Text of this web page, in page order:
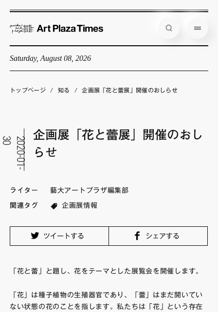
Saturday, August 08, 2026
企画展情報
アーティスト
店舗からのお知らせ
FAQ・お問い合わせ
トップページ / 知る / 企画展「花と蕾展」開催のおしらせ
2
0
2
0
-
0
1
-
3
0
企画展「花と蕾展」開催のおし
らせ
ライター 藝大アートプラザ編集部
関連タグ 企画展情報
ツイートする シェアする
「花と蕾」と題し、花をテーマとした展覧会を開催します。
「花」は種子植物の生殖器官であり、「蕾」はまだ開いてい
ない状態の花のことを指します。私たちは「花」という存在